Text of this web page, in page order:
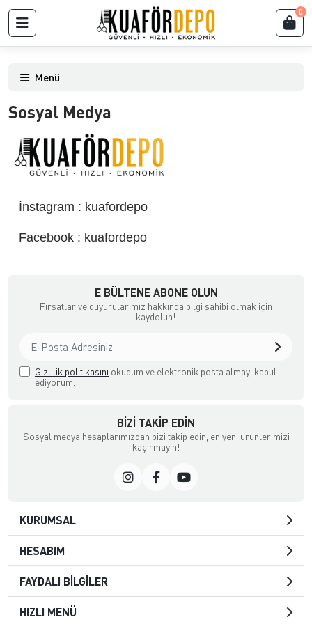
0
Menü
Sosyal Medya
İnstagram : kuafordepo
Facebook : kuafordepo
E BÜLTENE ABONE OLUN
Fırsatlar ve duyurularımız hakkında bilgi sahibi olmak için
kaydolun!
Gizlilik politikasını okudum ve elektronik posta almayı kabul
ediyorum.
BIZI TAKIP EDIN
Sosyal medya hesaplarımızdan bizi takip edin, en yeni ürünlerimizi
kaçırmayın!
KURUMSAL
HESABIM
FAYDALI BİLGİLER
HIZLI MENÜ